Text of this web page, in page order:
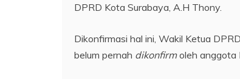
DPRD Kota Surabaya, A.H Thony.
Dikonfirmasi hal ini, Wakil Ketua
belum pernah dikonfirmoleh anggota